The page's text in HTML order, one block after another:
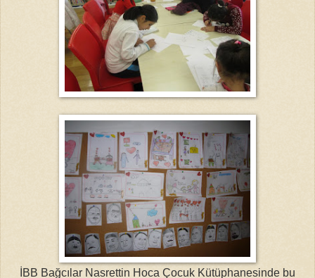
İBB Bağcılar Nasrettin Hoca Çocuk Kütüphanesinde bu